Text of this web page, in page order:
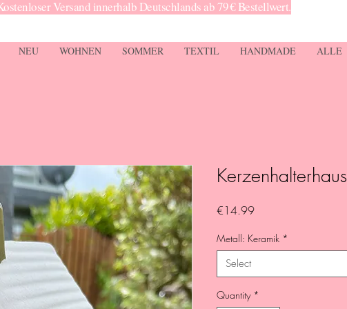
Versand innerhalb Deutschlands ab 79 € Bestellwert.
NEU WOHNEN SOMMER TEXTIL HANDMADE ALLE
Kerzenhalterhaus
€14.99Price
Metall: Keramik *
Select
Quantity *